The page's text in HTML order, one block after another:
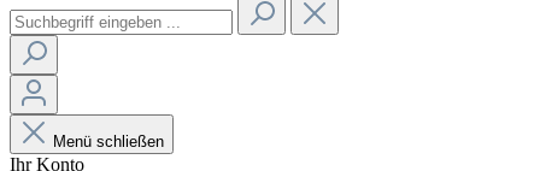
Menü schließen
Ihr Konto